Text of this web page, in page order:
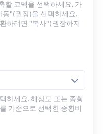
할 코덱을 선택하세요. 가
동"(권장)을 선택하세요.
하려면 "복사"(권장하지
하세요. 해상도 또는 종횡
기준으로 선택한 종횡비